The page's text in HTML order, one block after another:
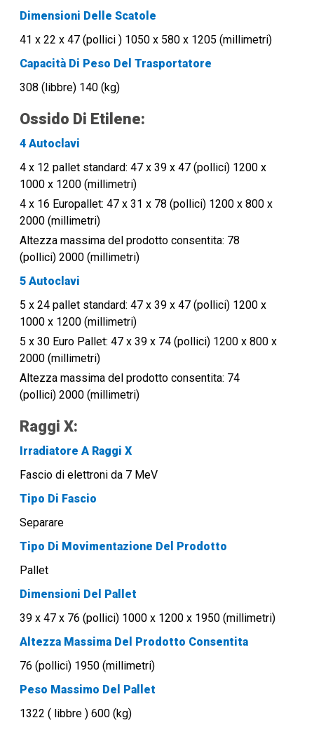
Dimensioni Delle Scatole
41 x 22 x 47 (pollici ) 1050 x 580 x 1205 (millimetri)
Capacità Di Peso Del Trasportatore
308 (libbre) 140 (kg)
Ossido Di Etilene:
4 Autoclavi
4 x 12 pallet standard: 47 x 39 x 47 (pollici) 1200 x
1000 x 1200 (millimetri)
4 x 16 Europallet: 47 x 31 x 78 (pollici) 1200 x 800 x
2000 (millimetri)
Altezza massima del prodotto consentita: 78
(pollici) 2000 (millimetri)
5 Autoclavi
5 x 24 pallet standard: 47 x 39 x 47 (pollici) 1200 x
1000 x 1200 (millimetri)
5 x 30 Euro Pallet: 47 x 39 x 74 (pollici) 1200 x 800 x
2000 (millimetri)
Altezza massima del prodotto consentita: 74
(pollici) 2000 (millimetri)
Raggi X:
Irradiatore A Raggi X
Fascio di elettroni da 7 MeV
Tipo Di Fascio
Separare
Tipo Di Movimentazione Del Prodotto
Pallet
Dimensioni Del Pallet
39 x 47 x 76 (pollici) 1000 x 1200 x 1950 (millimetri)
Altezza Massima Del Prodotto Consentita
76 (pollici) 1950 (millimetri)
Peso Massimo Del Pallet
1322 ( libbre ) 600 (kg)